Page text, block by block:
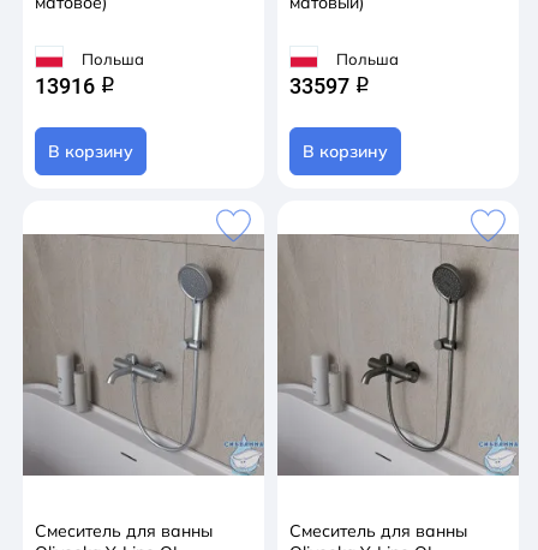
Польша
13916 q
В корзину
Польша
33597 q
В корзину
Смеситель для ванны
Смеситель для ванны